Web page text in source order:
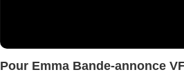
Pour Emma Bande-annonce